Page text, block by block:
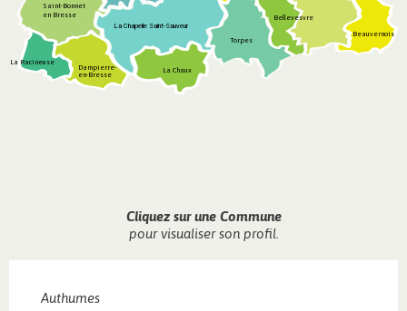
La Chapelle Saint-Sauveur
Beauvernois
La Racineuse
La Chaux
Bellevesvre
Saint-Bonnet
en Bresse
Torpes
Dampierre-
en-Bresse
Cliquez sur une Commune
pour visualiser son profil.
Authumes